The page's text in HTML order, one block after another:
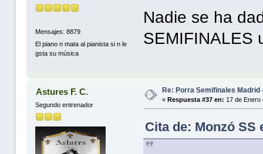
Mensajes: 8879
El piano n mata al pianista si n le
gsta su música
Nadie se ha
SEMIFINALES
Astures F. C.
Segundo entrenador
Re: Porra Semifinales Madrid
«Respuesta #37 en: 17 de Enero
Cita de: Monzó SS